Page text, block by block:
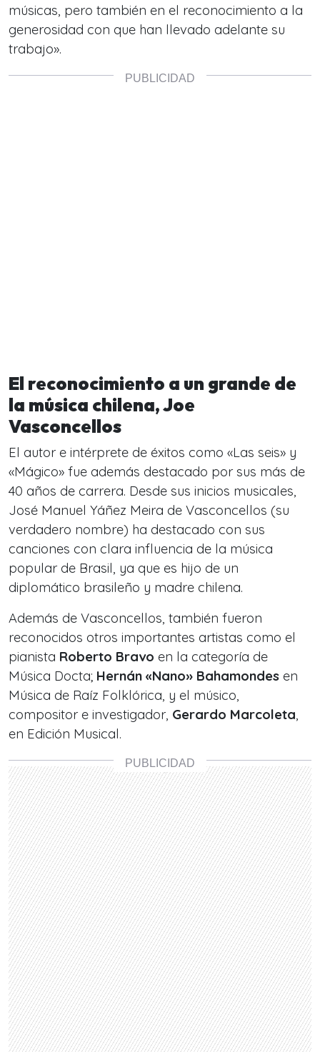
músicas, pero también en el reconocimiento a la
generosidad con que han llevado adelante su
trabajo».
El reconocimiento a un grande de
la música chilena, Joe
Vasconcellos
El autor e intérprete de éxitos como «Las seis» y
«Mágico» fue además destacado por sus más de
40 años de carrera. Desde sus inicios musicales,
José Manuel Yáñez Meira de Vasconcellos (su
verdadero nombre) ha destacado con sus
canciones con clara influencia de la música
popular de Brasil, ya que es hijo de un
diplomático brasileño y madre chilena.
Además de Vasconcellos, también fueron
reconocidos otros importantes artistas como el
pianista Roberto Bravo en la categoría de
Música Docta; Hernán «Nano» Bahamondes en
Música de Raíz Folklórica, y el músico,
compositor e investigador, Gerardo Marcoleta,
en Edición Musical.